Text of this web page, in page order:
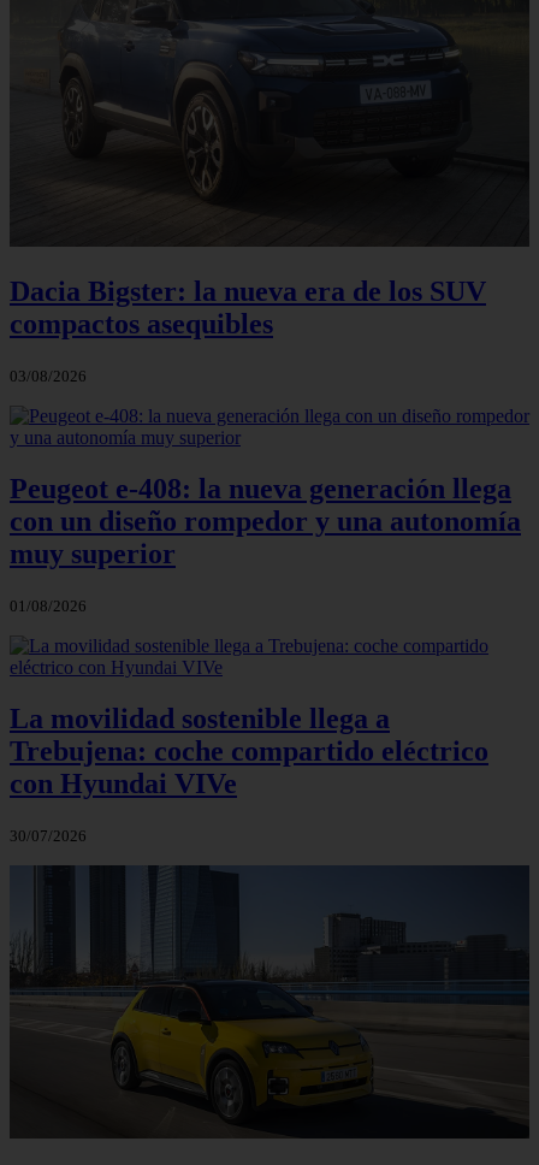
Dacia Bigster: la nueva era de los SUV
compactos asequibles
03/08/2026
Peugeot e-408: la nueva generación llega
con un diseño rompedor y una autonomía
muy superior
01/08/2026
La movilidad sostenible llega a
Trebujena: coche compartido eléctrico
con Hyundai VIVe
30/07/2026